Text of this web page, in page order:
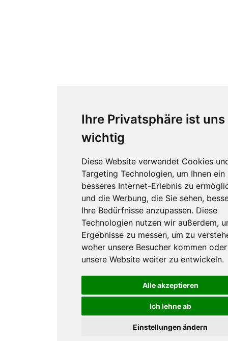
Ihre Privatsphäre ist uns
wichtig
Diese Website verwendet Cookies
Targeting Technologien, um Ihnen ein
besseres Internet-Erlebnis zu
und die Werbung, die Sie sehen,
Ihre Bedürfnisse anzupassen. Diese
Technologien nutzen wir außerdem,
Ergebnisse zu messen, um zu
woher unsere Besucher kommen
unsere Website weiter zu entwickeln.
Alle akzeptieren
Ich lehne ab
Einstellungen ändern